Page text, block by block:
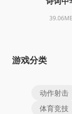
游戏分类
动作射击
体育竞技